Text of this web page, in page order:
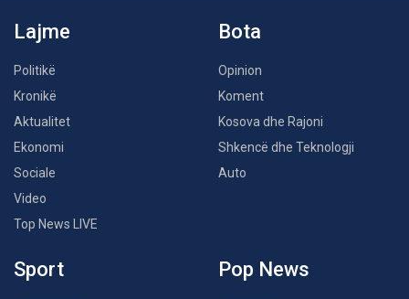
Lajme
Politikë
Kronikë
Aktualitet
Ekonomi
Sociale
Video
Top News LIVE
Bota
Opinion
Koment
Kosova dhe Rajoni
Shkencë dhe Teknologji
Auto
Sport Pop News